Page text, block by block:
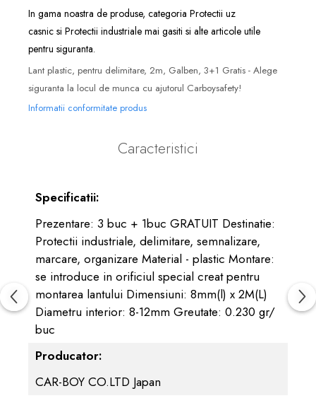
In gama noastra de produse, categoria Protectii uz
casnic si Protectii industriale mai gasiti si alte articole utile
pentru siguranta.
Lant plastic, pentru delimitare, 2m, Galben, 3+1 Gratis - Alege
siguranta la locul de munca cu ajutorul Carboysafety!
Informatii conformitate produs
Caracteristici
Specificatii:
Prezentare: 3 buc + 1buc GRATUIT Destinatie:
Protectii industriale, delimitare, semnalizare,
marcare, organizare Material - plastic Montare:
se introduce in orificiul special creat pentru
montarea lantului Dimensiuni: 8mm(l) x 2M(L)
Diametru interior: 8-12mm Greutate: 0.230 gr/
buc
Producator:
CAR-BOY CO.LTD Japan